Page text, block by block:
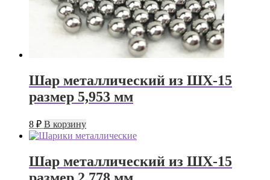
Шар металлический из ШХ-15
размер 5,953 мм
8 ₽ В корзину
Шар металлический из ШХ-15